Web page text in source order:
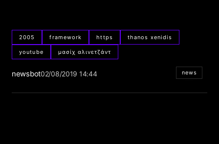
2005 framework https thanos xenidis
youtube μασίχ αλινετζάντ
newsbot02/08/2019 14:44 news